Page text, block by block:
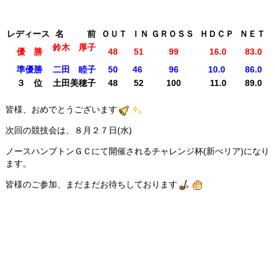
レディース 名 前 ＯＵＴ ＩＮ ＧＲＯＳＳ ＨＤＣＰ
ＮＥＴ
優 勝
鈴木 厚子 48 51 99 16.0
83.0
準優勝
二田 睦子 50 46 96 10.0
86.0
３ 位
土田美穂子 48 52 100 11.0 89.0
皆様、おめでとうございます
次回の競技会は、８月２７日(水)
ノースハンプトンＧＣにて開催されるチャレンジ杯(新ぺリア)になり
ます。
皆様のご参加、まだまだお待ちしております